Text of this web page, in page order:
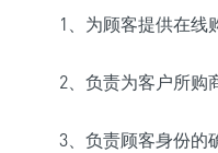
1、为顾客提供在线
2、负责为客户所购
3、负责顾客身份的